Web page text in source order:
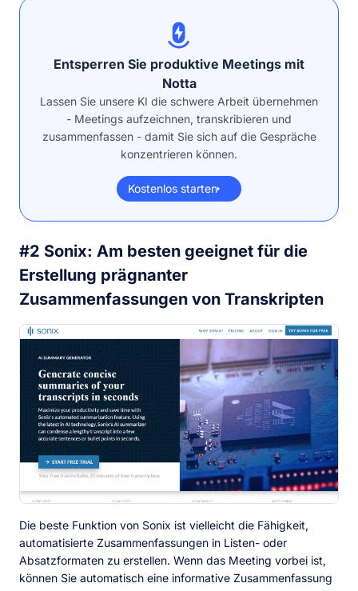
Entsperren Sie produktive Meetings mit
Notta
Lassen Sie unsere KI die schwere Arbeit übernehmen
- Meetings aufzeichnen, transkribieren und
zusammenfassen - damit Sie sich auf die Gespräche
konzentrieren können.
Kostenlos starten
#2 Sonix: Am besten geeignet für die
Erstellung prägnanter
Zusammenfassungen von Transkripten
Die beste Funktion von Sonix ist vielleicht die Fähigkeit,
automatisierte Zusammenfassungen in Listen- oder
Absatzformaten zu erstellen. Wenn das Meeting vorbei ist,
können Sie automatisch eine informative Zusammenfassung